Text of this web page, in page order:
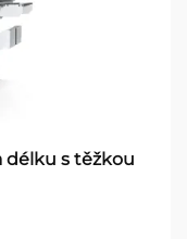
délku s těžkou